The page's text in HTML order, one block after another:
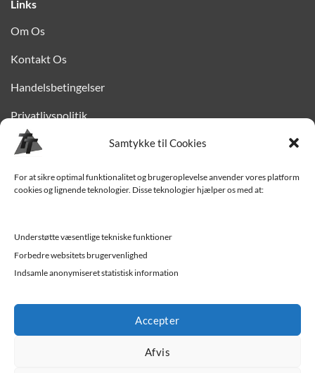
Samtykke til Cookies
For at sikre optimal funktionalitet og brugeroplevelse anvender vores platform
cookies og lignende teknologier. Disse teknologier hjælper os med at:
Understøtte væsentlige tekniske funktioner
Forbedre websitets brugervenlighed
Indsamle anonymiseret statistisk information
Accepter
Afvis
Links
Om Os
Kontakt Os
Handelsbetingelser
Privatlivspolitik
Finansiering
Levering til Sjælland
Værksted